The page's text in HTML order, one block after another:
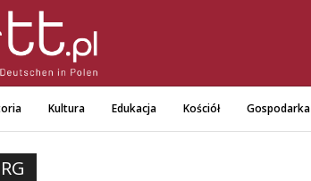
Kultura Edukacja Kościół Gospodarka